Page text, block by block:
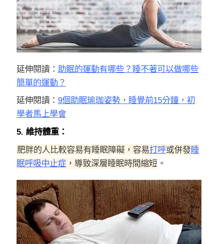
延伸閱讀： 助眠的運動有哪些？睡不著可以做哪些
簡單的運動？
延伸閱讀： 9個助眠瑜珈姿勢，睡覺前15分鐘，初
學者馬上學會
5. 維持體重：
肥胖的人比較容易有睡眠障礙，容易打呼或併發睡
眠呼吸中止症，導致深層睡眠時間縮短 。